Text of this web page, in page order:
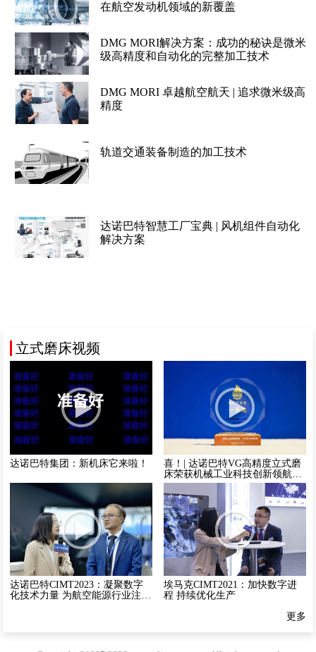
在航空发动机领域的新覆盖
DMG MORI解决方案：成功的秘诀是微米
级高精度和自动化的完整加工技术
DMG MORI 卓越航空航天 | 追求微米级高
精度
轨道交通装备制造的加工技术
达诺巴特智慧工厂宝典 | 风机组件自动化
解决方案
立式磨床视频
达诺巴特集团：新机床它来啦！
喜！| 达诺巴特VG高精度立式磨
床荣获机械工业科技创新领航奖
创新产品一等奖
达诺巴特CIMT2023：凝聚数字
化技术力量 为航空能源行业注入
埃马克CIMT2021：加快数字进
程 持续优化生产
更多